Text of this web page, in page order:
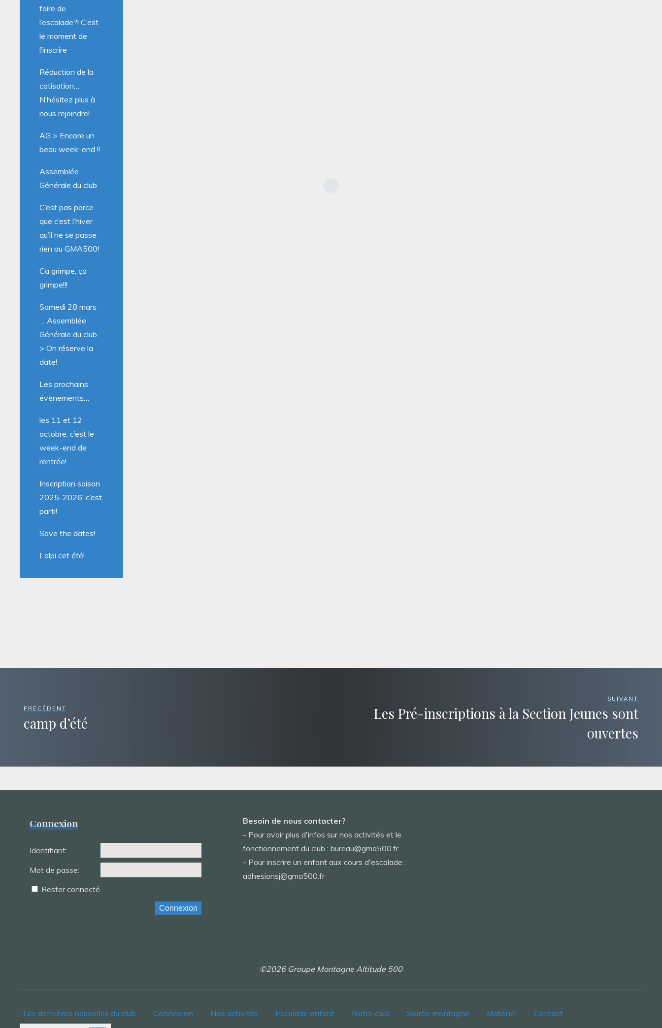
faire de
l’escalade?! C’est
le moment de
l’inscrire
Réduction de la
cotisation…
N’hésitez plus à
nous rejoindre!
AG > Encore un
beau week-end !!
Assemblée
Générale du club
C’est pas parce
que c’est l’hiver
qu’il ne se passe
rien au GMA500!
Ca grimpe, ça
grimpe!!!
Samedi 28 mars
… Assemblée
Générale du club
> On réserve la
date!
Les prochains
évènements…
les 11 et 12
octobre, c’est le
week-end de
rentrée!
Inscription saison
2025-2026, c’est
parti!
Save the dates!
L’alpi cet été!
PRÉCÉDENT
camp d’été
SUIVANT
Les Pré-inscriptions à la Section Jeunes sont
ouvertes
Connexion
Identifiant:
Mot de passe:
Rester connecté
Connexion
Besoin de nous contacter?
- Pour avoir plus d'infos sur nos activités et le
fonctionnement du club : bureau@gma500.fr
- Pour inscrire un enfant aux cours d'escalade :
adhesionsj@gma500.fr
©2026 Groupe Montagne Altitude 500
Les dernières nouvelles du club Connexion Nos activités Escalade enfant Notre club Soirée montagne Matériel Contact